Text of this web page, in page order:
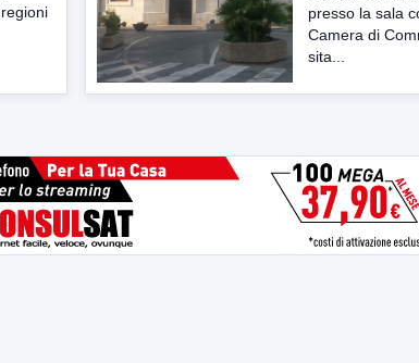
presso la sala
Camera di
sita...